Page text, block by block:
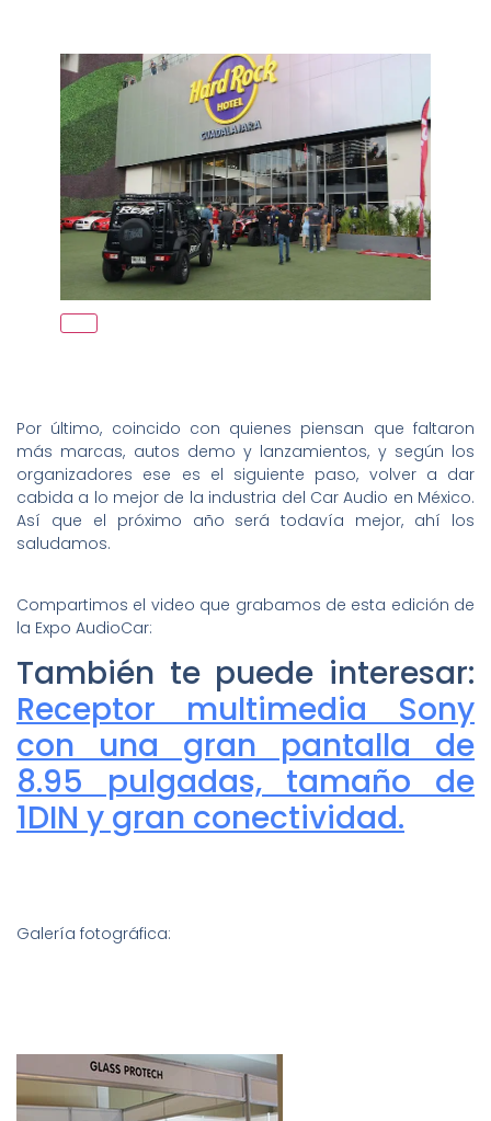
Por último, coincido con quienes piensan que faltaron
más marcas, autos demo y lanzamientos, y según los
organizadores ese es el siguiente paso, volver a dar
cabida a lo mejor de la industria del Car Audio en México.
Así que el próximo año será todavía mejor, ahí los
saludamos.
Compartimos el video que grabamos de esta edición de
la Expo AudioCar:
También te puede interesar:
Receptor multimedia Sony
con una gran pantalla de
8.95 pulgadas, tamaño de
1DIN y gran conectividad.
Galería fotográfica: